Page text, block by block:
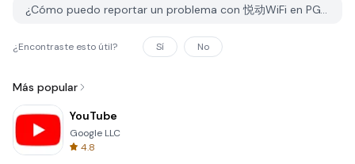
¿Cómo puedo reportar un problema con 悦动WiFi en PGYER APK HUB?
¿Encontraste esto útil? Sí No
Más popular
YouTube
Google LLC
4.8